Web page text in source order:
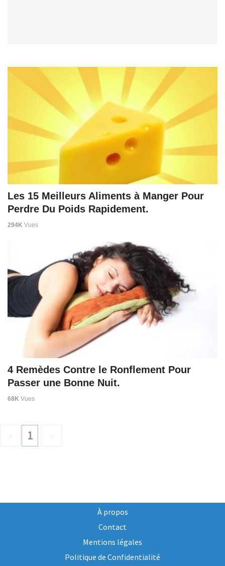
Les 15 Meilleurs Aliments à Manger Pour
Perdre Du Poids Rapidement.
294K Vues
4 Remèdes Contre le Ronflement Pour
Passer une Bonne Nuit.
68K Vues
1
À propos
Contact
Mentions légales
Politique de Confidentialité